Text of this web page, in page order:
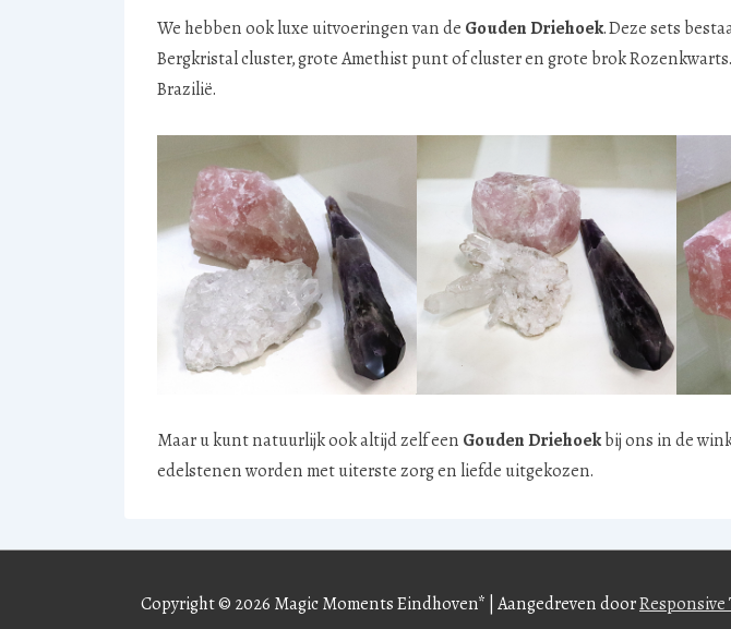
We hebben ook luxe uitvoeringen van de Gouden Driehoek. Deze sets
Bergkristal cluster, grote Amethist punt of cluster en grote brok
Brazilië.
Maar u kunt natuurlijk ook altijd zelf een Gouden Driehoekbij ons in de
edelstenen worden met uiterste zorg en liefde uitgekozen.
Copyright © 2026 Magic Moments Eindhoven* | Aangedreven doorResponsive